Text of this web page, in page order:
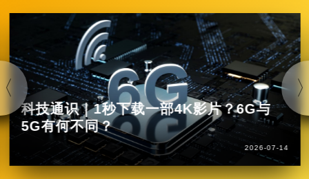
科技通识｜1秒下载一部4K影片？6G与
5G有何不同？
2026-07-14